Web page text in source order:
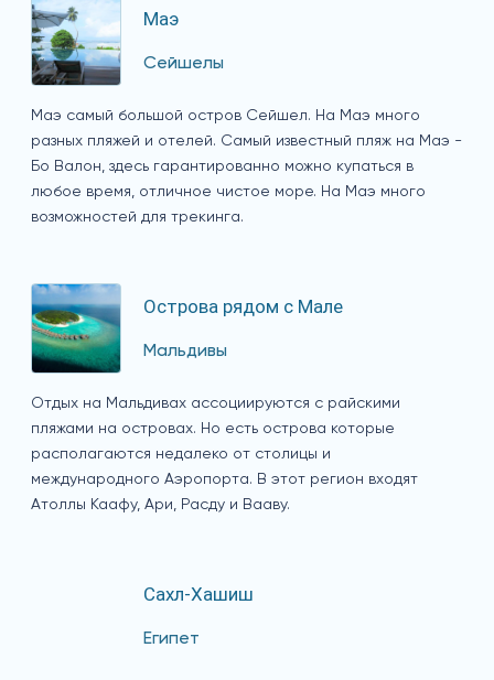
Маэ
Сейшелы
Маэ самый большой остров Сейшел. На Маэ много
разных пляжей и отелей. Самый известный пляж на Маэ -
Бо Валон, здесь гарантированно можно купаться в
любое время, отличное чистое море. На Маэ много
возможностей для трекинга.
Острова рядом с Мале
Мальдивы
Отдых на Мальдивах ассоциируются с райскими
пляжами на островах. Но есть острова которые
располагаются недалеко от столицы и
международного Аэропорта. В этот регион входят
Атоллы Каафу, Ари, Расду и Вааву.
Сахл-Хашиш
Египет